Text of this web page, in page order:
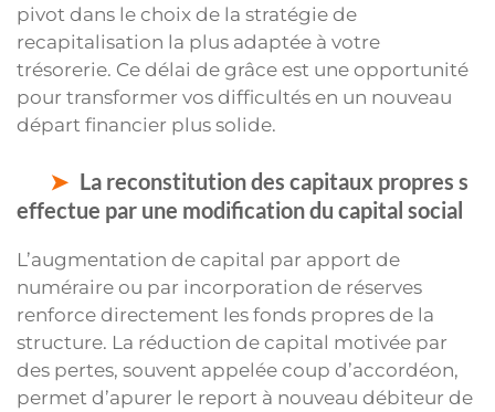
pivot dans le choix de la stratégie de
recapitalisation la plus adaptée à votre
trésorerie. Ce délai de grâce est une opportunité
pour transformer vos difficultés en un nouveau
départ financier plus solide.
La reconstitution des capitaux propres s
effectue par une modification du capital social
L’augmentation de capital par apport de
numéraire ou par incorporation de réserves
renforce directement les fonds propres de la
structure. La réduction de capital motivée par
des pertes, souvent appelée coup d’accordéon,
permet d’apurer le report à nouveau débiteur de